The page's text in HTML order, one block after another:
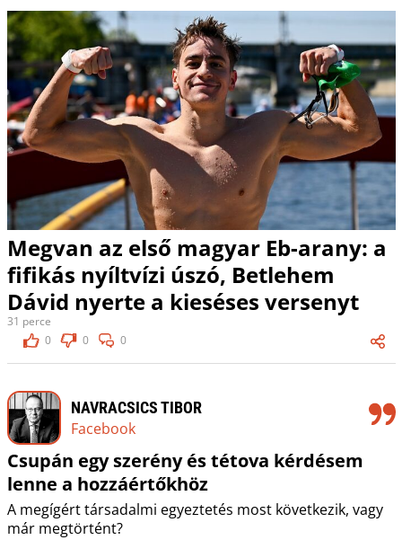
Megvan az első magyar Eb-arany: a
fifikás nyíltvízi úszó, Betlehem
Dávid nyerte a kieséses versenyt
31 perce
0
0 0
NAVRACSICS TIBOR
Facebook
Csupán egy szerény és tétova kérdésem
lenne a hozzáértőkhöz
A megígért társadalmi egyeztetés most következik, vagy
már megtörtént?